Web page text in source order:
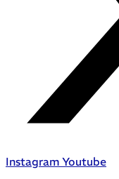
Instagram Youtube